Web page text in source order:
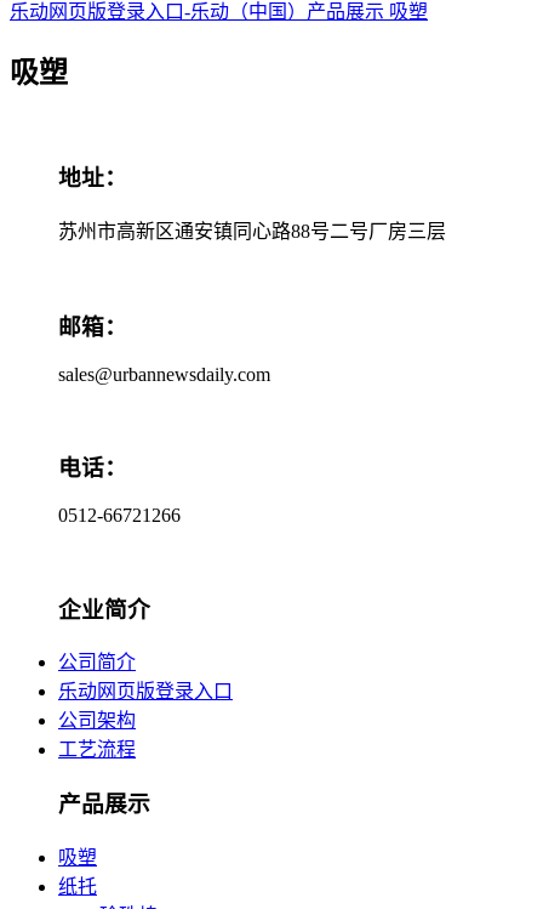
乐动网页版登录入口-乐动（中国） 产品展示 吸塑
吸塑
地址：
苏州市高新区通安镇同心路88号二号厂房三层
邮箱：
sales@urbannewsdaily.com
电话：
0512-66721266
企业简介
公司简介
乐动网页版登录入口
公司架构
工艺流程
产品展示
吸塑
纸托